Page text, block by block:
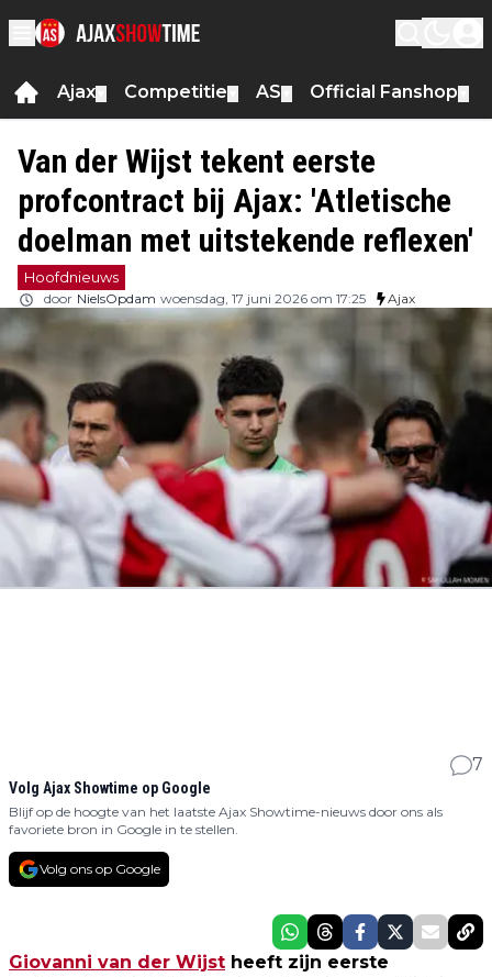
Ajax Competitie AS Official Fanshop
Van der Wijst tekent eerste
profcontract bij Ajax: 'Atletische
doelman met uitstekende reflexen'
Hoofdnieuws
door NielsOpdam woensdag, 17 juni 2026 om 17:25 Ajax
7
Volg Ajax Showtime op Google
Blijf op de hoogte van het laatste Ajax Showtime-nieuws door ons als
favoriete bron in Google in te stellen.
Volg ons op Google
Giovanni van der Wijst heeft zijn eerste